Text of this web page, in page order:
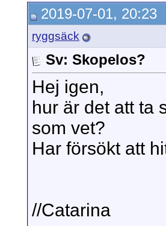
2019-07-01, 20:23
ryggsäck
Sv: Skopelos?
Hej igen,
hur är det att ta
som vet?
Har försökt att
//Catarina